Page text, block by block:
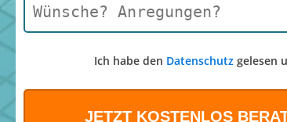
Ich habe den Datenschutzgelesen